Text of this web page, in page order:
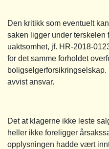
Den kritikk som eventuelt
saken ligger under terskelen
uaktsomhet, jf. HR-2018-
for det samme forholdet
avvist ansvar.
Det at klagerne ikke leste
heller ikke foreligger
opplysningen hadde vært